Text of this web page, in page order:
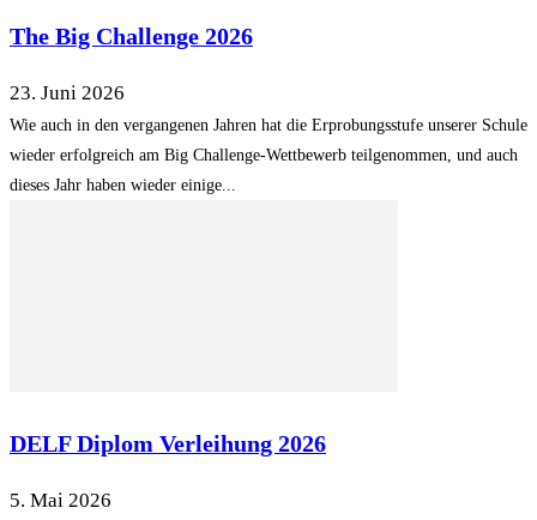
The Big Challenge 2026
23. Juni 2026
Wie auch in den vergangenen Jahren hat die Erprobungsstufe unserer Schule
wieder erfolgreich am Big Challenge-Wettbewerb teilgenommen, und auch
dieses Jahr haben wieder einige...
DELF Diplom Verleihung 2026
5. Mai 2026